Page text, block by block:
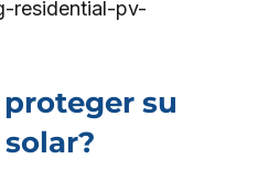
residential-pv-
su